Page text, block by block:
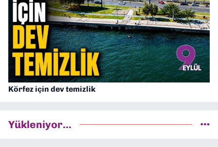
Körfez için dev temizlik
Yükleniyor...